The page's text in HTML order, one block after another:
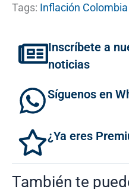
Tags: Inflación Colombia
Inscríbete a
noticias
Síguenos en
¿Ya eres
También te